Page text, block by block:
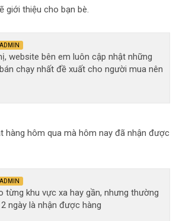
giới thiệu cho bạn bè.
ADMIN
website bên em luôn cập nhật những
chạy nhất đề xuất cho người mua nên
hàng hôm qua mà hôm nay đã nhận được
ADMIN
từng khu vực xa hay gần, nhưng thường
ngày là nhận được hàng